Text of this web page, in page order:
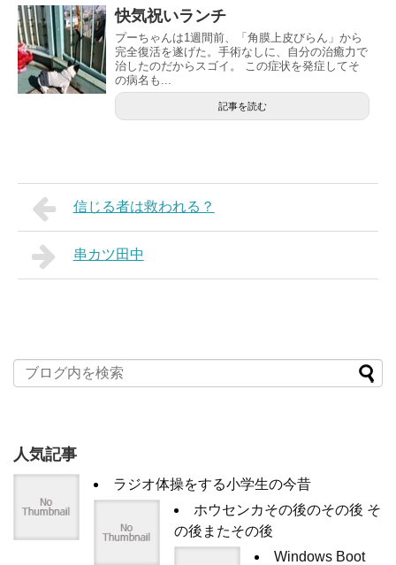
快気祝いランチ
プーちゃんは1週間前、「角膜上皮びらん」から
完全復活を遂げた。手術なしに、自分の治癒力で
治したのだからスゴイ。 この症状を発症してそ
の病名も...
記事を読む
信じる者は救われる？
串カツ田中
人気記事
ラジオ体操をする小学生の今昔
ホウセンカその後のその後 そ
の後またその後
Windows Boot